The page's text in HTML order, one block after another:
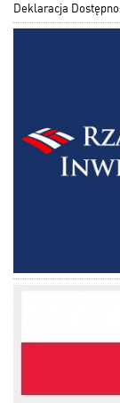
Deklaracja